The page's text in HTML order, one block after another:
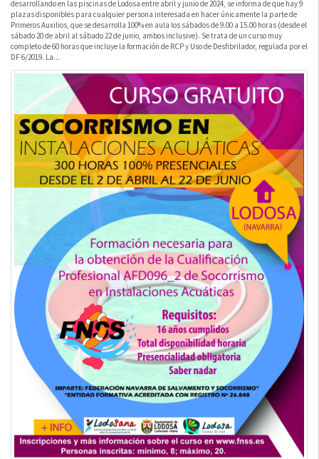
desarrollando en las piscinas de Lodosa entre abril y junio de 2024, se informa de que hay 9
plazas disponibles para cualquier persona interesada en hacer únicamente la parte de
Primeros Auxilios, que se desarrolla 100% en aula los sábados de 9.00 a 15.00 horas (desde el
sábado 20 de abril al sábado 22 de junio, ambos inclusive). Se trata de un curso muy
completo de 60 horas que incluye la formación de RCP y Uso de Desfibrilador, regulada por el
DF 6/2019. La...